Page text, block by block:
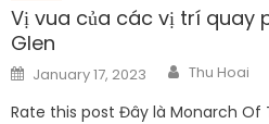
Vị vua của các vị trí quay
Glen
Posted
on
January 17, 2023 Author
Thu Hoai
Rate this post Đây là Monarch Of